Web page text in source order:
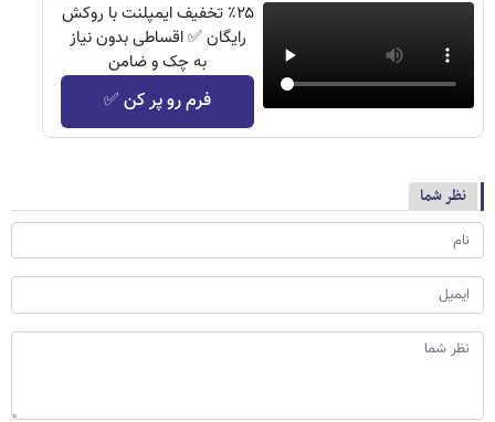
٪۲۵ تخفیف ایمپلنت با روکش
رایگان ✅ اقساطی بدون نیاز
به چک و ضامن
فرم رو پر کن ✅
نظر شما